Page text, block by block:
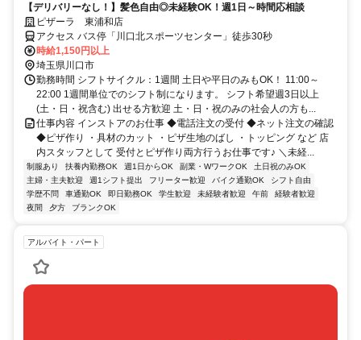
【デリバリーなし！】髪色自由◎未経験OK！週1日～時間応相談
ピザーラ 東浦和店
アクセス バス停「川口北スポーツセンター」徒歩30秒
時給1,150円以上
埼玉県川口市
勤務時間 シフトサイクル：1週間 土日や平日のみもOK！ 11:00～
22:00 1週間単位でのシフト制になります。 シフト希望週3日以上
(土・日・祝含む) 出せる方歓迎 土・日・祝のみの社会人の方も...
仕事内容 インストアのお仕事 ◆電話注文の受付 ◆ネット注文の確認
◆ピザ作り ・具材のカット ・ピザ生地のばし ・トッピング など 店
内スタッフとして 受付とピザ作り両方行うお仕事です♪ ＼未経...
制服あり 扶養内勤務OK 週1日からOK 副業・WワークOK
土日祝のみOK
主婦・主夫歓迎
週1シフト提出 フリーター歓迎 バイク通勤OK
シフト自由
学歴不問
車通勤OK 即日勤務OK 学生歓迎 未経験者歓迎 午前
経験者歓迎
夜間
夕方 ブランクOK
アルバイト・パート